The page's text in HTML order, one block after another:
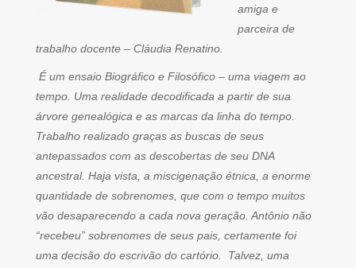
amiga e
parceira de
trabalho docente – Cláudia Renatino.
É um ensaio Biográfico e Filosófico – uma viagem ao
tempo. Uma realidade decodificada a partir de sua
árvore genealógica e as marcas da linha do tempo.
Trabalho realizado graças as buscas de seus
antepassados com as descobertas de seu DNA
ancestral. Haja vista, a miscigenação étnica, a enorme
quantidade de sobrenomes, que com o tempo muitos
vão desaparecendo a cada nova geração. Antônio não
“recebeu” sobrenomes de seus pais, certamente foi
uma decisão do escrivão do cartório. Talvez, uma